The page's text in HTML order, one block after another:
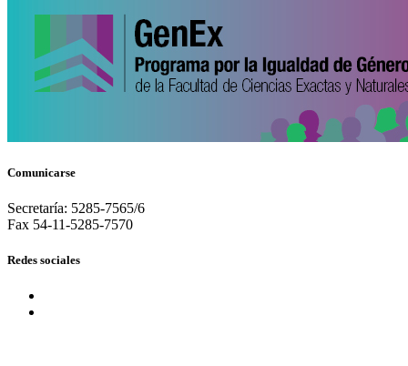
Comunicarse
Secretaría: 5285-7565/6
Fax 54-11-5285-7570
Redes sociales